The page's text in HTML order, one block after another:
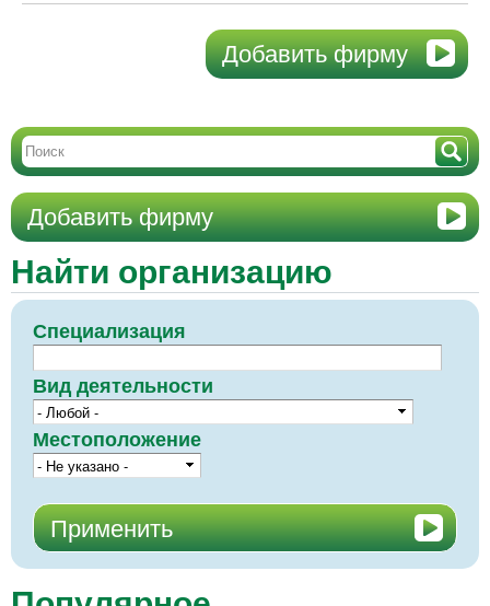
Добавить фирму
Добавить фирму
Найти организацию
Специализация
Вид деятельности
Местоположение